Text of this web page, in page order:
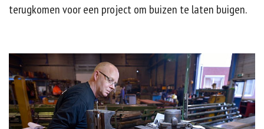
terugkomen voor een project om buizen te laten buigen.